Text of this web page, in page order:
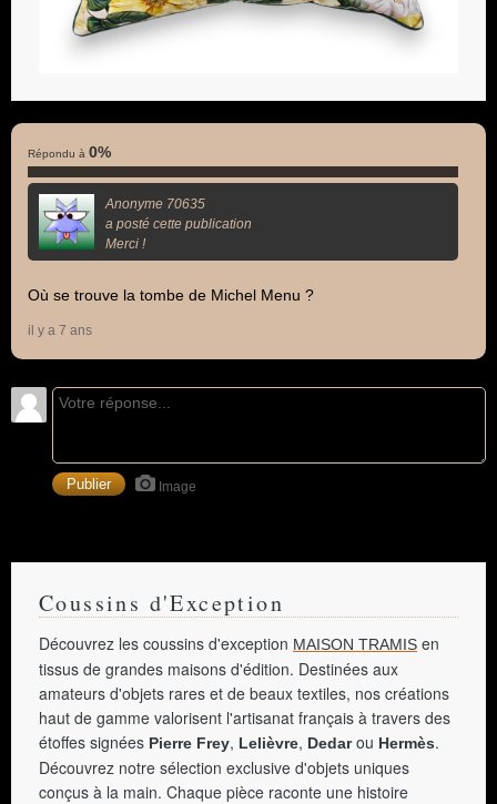
Répondu à 0%
Anonyme 70635
a posté cette publication
Merci !
Où se trouve la tombe de Michel Menu ?
il y a 7 ans
Image
Coussins d'Exception
Découvrez les coussins d'exception MAISON TRAMIS en
tissus de grandes maisons d'édition. Destinées aux
amateurs d'objets rares et de beaux textiles, nos créations
haut de gamme valorisent l'artisanat français à travers des
étoffes signées Pierre Frey, Lelièvre, Dedarou Hermès.
Découvrez notre sélection exclusive d'objets uniques
conçus à la main. Chaque pièce raconte une histoire